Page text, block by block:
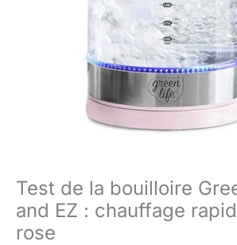
Test de la bouilloire
and EZ : chauffage
rose